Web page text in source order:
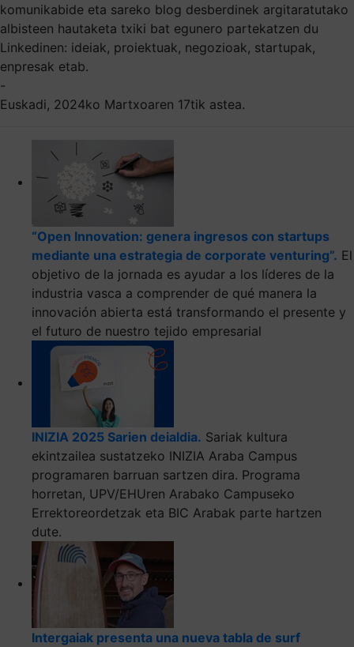
komunikabide eta sareko blog desberdinek argitaratutako
albisteen hautaketa txiki bat egunero partekatzen du
Linkedinen: ideiak, proiektuak, negozioak, startupak,
enpresak etab.
-
Euskadi, 2024ko Martxoaren 17tik astea.
“Open Innovation: genera ingresos con startups
mediante una estrategia de corporate venturing”. El
objetivo de la jornada es ayudar a los líderes de la
industria vasca a comprender de qué manera la
innovación abierta está transformando el presente y
el futuro de nuestro tejido empresarial
INIZIA 2025 Sarien deialdia. Sariak kultura
ekintzailea sustatzeko INIZIA Araba Campus
programaren barruan sartzen dira. Programa
horretan, UPV/EHUren Arabako Campuseko
Errektoreordetzak eta BIC Arabak parte hartzen
dute.
Intergaiak presenta una nueva tabla de surf